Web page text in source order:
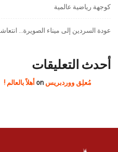
كوجهة رياضية عالمية
عودة السردين إلى ميناء الصويرة…
أحدث التعليقات
مُعلِق ووردبريس أهلاً بالعالم !